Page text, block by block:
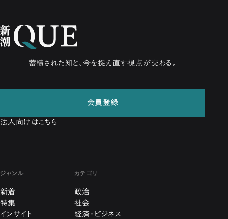
蓄積された知と、今を捉え直す視点が交わる。
会員登録
法人向けはこちら
ジャンル
新着
特集
インサイト
カテゴリ
政治
社会
経済・ビジネス